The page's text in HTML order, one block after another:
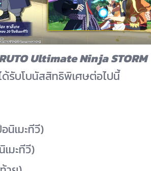
Ultimate Ninja STORM
รับโบนัสสิทธิพิเศษต่อไปนี้
นิเมะทีวี)
มะทีวี)